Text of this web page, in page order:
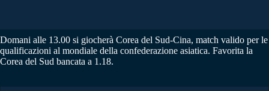
Domani alle 13.00 si giocherà Corea del Sud-Cina, match valido per le
qualificazioni al mondiale della confederazione asiatica. Favorita la
Corea del Sud bancata a 1.18.